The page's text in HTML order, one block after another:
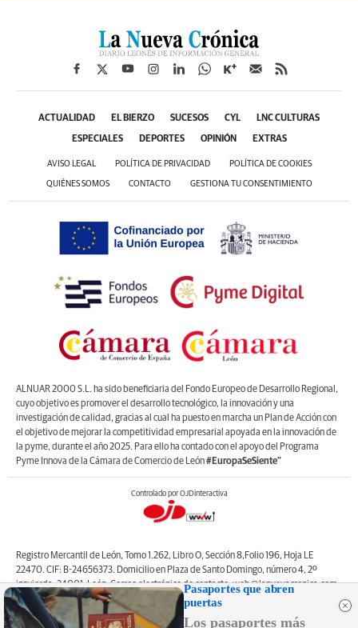
ACTUALIDAD EL BIERZO SUCESOS CYL LNC CULTURAS
ESPECIALES DEPORTES OPINIÓN EXTRAS
AVISO LEGAL POLÍTICA DE PRIVACIDAD POLÍTICA DE COOKIES
QUIÉNES SOMOS CONTACTO GESTIONA TU CONSENTIMIENTO
ALNUAR 2000 S.L. ha sido beneficiaria del Fondo Europeo de Desarrollo Regional,
cuyo objetivo es promover el desarrollo tecnológico, la innovación y una
investigación de calidad, gracias al cual ha puesto en marcha un Plan de Acción con
el objetivo de mejorar la competitividad empresarial apoyada en la innovación de
la pyme, durante el año 2025. Para ello ha contado con el apoyo del Programa
Pyme Innova de la Cámara de Comercio de León#EuropaSeSiente”
Controlado por OJDinteractiva
Registro Mercantil de León, Tomo 1.262, Libro O, Sección 8,Folio 196, Hoja LE
22470. CIF: B-24656373. Domicilio en Plaza de Santo Domingo, número 4, 2º
izquierda, 24001, León. Correo electrónico de contacto: web@lanuevacronica.com.
Copyright © ALNUAR 2000 S.L. (LA NUEVA CRÓNICA). Incluye contenidos de la
empresa, de empresas del grupo o de terceros.
Pasaportes que abren
puertas
Los pasaportes más